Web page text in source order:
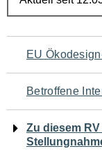
für
den
EU
Betroffene
Zu diesem